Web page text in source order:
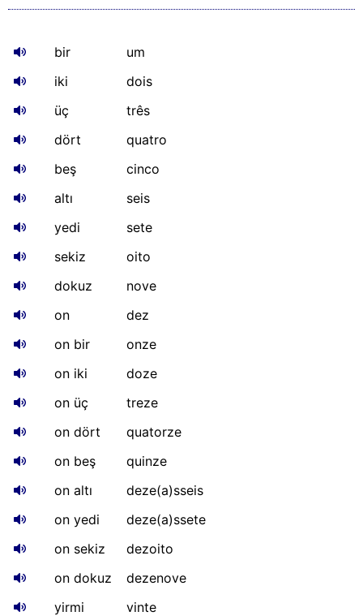
bir
um
iki
dois
üç
três
dört
quatro
beş
cinco
altı
seis
yedi
sete
sekiz
oito
dokuz
nove
on
dez
on bir
onze
on iki
doze
on üç
treze
on dört
quatorze
on beş
quinze
on altı
deze(a)sseis
on yedi
deze(a)ssete
on sekiz
dezoito
on dokuz
dezenove
yirmi
vinte